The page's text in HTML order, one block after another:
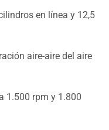
en línea y 12,5
aire-aire del aire
1.500 rpm y 1.800